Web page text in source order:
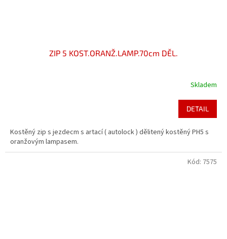
ZIP 5 KOST.ORANŽ.LAMP.70cm DĚL.
Skladem
DETAIL
Kostěný zip s jezdecm s artací ( autolock ) dělitený kostěný PH5 s
oranžovým lampasem.
Kód: 7575